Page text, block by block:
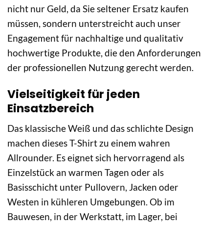
nicht nur Geld, da Sie seltener Ersatz kaufen
müssen, sondern unterstreicht auch unser
Engagement für nachhaltige und qualitativ
hochwertige Produkte, die den Anforderungen
der professionellen Nutzung gerecht werden.
Vielseitigkeit für jeden
Einsatzbereich
Das klassische Weiß und das schlichte Design
machen dieses T-Shirt zu einem wahren
Allrounder. Es eignet sich hervorragend als
Einzelstück an warmen Tagen oder als
Basisschicht unter Pullovern, Jacken oder
Westen in kühleren Umgebungen. Ob im
Bauwesen, in der Werkstatt, im Lager, bei